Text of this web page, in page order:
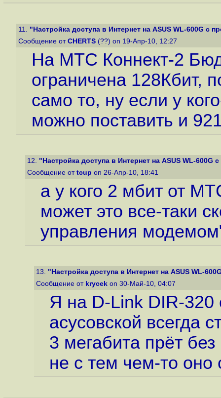
11. "Настройка доступа в Интернет на ASUS WL-600G с
Сообщение от CHERTS (??) on 19-Апр-10, 12:27
На МТС Коннект-2
ограничена 128Кбит,
само то, ну если у
можно поставить и
12. "Настройка доступа в Интернет на ASUS WL-600G
Сообщение от tcup on 26-Апр-10, 18:41
а у кого 2 мбит от
может это все-таки
управления
13. "Настройка доступа в Интернет на ASUS WL-
Сообщение от krycek on 30-Май-10, 04:07
Я на D-Link DIR-320
асусовской всегда
3 мегабита прёт
не с тем чем-то оно